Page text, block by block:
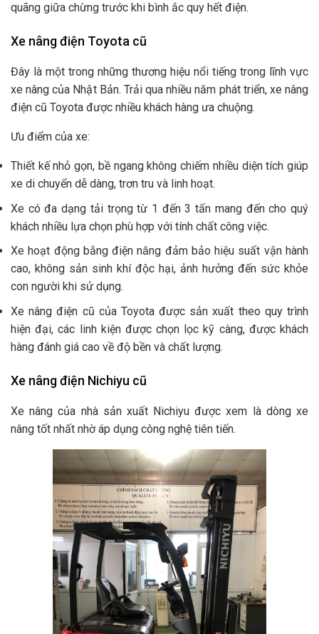
quãng giữa chừng trước khi bình ắc quy hết điện.
Xe nâng điện Toyota cũ
Đây là một trong những thương hiệu nổi tiếng trong lĩnh vực
xe nâng của Nhật Bản. Trải qua nhiều năm phát triển, xe nâng
điện cũ Toyota được nhiều khách hàng ưa chuộng.
Ưu điểm của xe:
Thiết kế nhỏ gọn, bề ngang không chiếm nhiều diện tích giúp
xe di chuyển dễ dàng, trơn tru và linh hoạt.
Xe có đa dạng tải trọng từ 1 đến 3 tấn mang đến cho quý
khách nhiều lựa chọn phù hợp với tính chất công việc.
Xe hoạt động bằng điện năng đảm bảo hiệu suất vận hành
cao, không sản sinh khí độc hại, ảnh hưởng đến sức khỏe
con người khi sử dụng.
Xe nâng điện cũ của Toyota được sản xuất theo quy trình
hiện đại, các linh kiện được chọn lọc kỹ càng, được khách
hàng đánh giá cao về độ bền và chất lượng.
Xe nâng điện Nichiyu cũ
Xe nâng của nhà sản xuất Nichiyu được xem là dòng xe
nâng tốt nhất nhờ áp dụng công nghệ tiên tiến.